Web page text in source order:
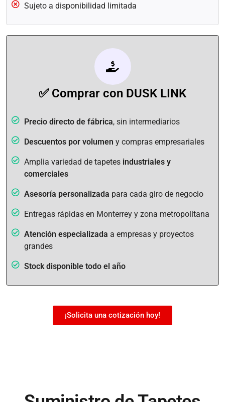
Sujeto a disponibilidad limitada
✅ Comprar con DUSK LINK
Precio directo de fábrica, sin intermediarios
Descuentos por volumen y compras empresariales
Amplia variedad de tapetes industriales y
comerciales
Asesoría personalizada para cada giro de negocio
Entregas rápidas en Monterrey y zona metropolitana
Atención especializada a empresas y proyectos
grandes
Stock disponible todo el año
¡Solicita una cotización hoy!